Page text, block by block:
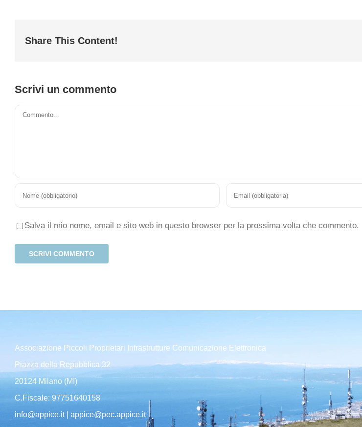
Share This Content!
Scrivi un commento
Commento
Salva il mio nome, email e sito web in questo browser per la prossima volta che commento.
Associazione Piccoli Proprietari Infrastrutture Comunicazione Elettronica
Piazza della Repubblica 32
20124 Milano (MI)
C.Fiscale: 97751640158
info@appice.it | appice@pec.appice.it